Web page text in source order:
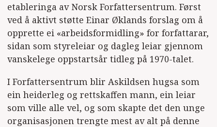
etableringa av Norsk Forfattersentrum. Først
ved å aktivt støtte Einar Øklands forslag om å
opprette ei «arbeidsformidling» for forfattarar,
sidan som styreleiar og dagleg leiar gjennom
vanskelege oppstartsår tidleg på 1970-talet.
I Forfattersentrum blir Askildsen hugsa som
ein heiderleg og rettskaffen mann, ein leiar
som ville alle vel, og som skapte det den unge
organisasjonen trengte mest av alt på denne